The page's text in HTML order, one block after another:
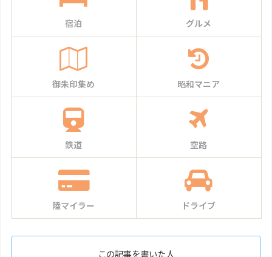
宿泊 グルメ
御朱印集め 昭和マニア
鉄道 空路
陸マイラー ドライブ
この記事を書いた人